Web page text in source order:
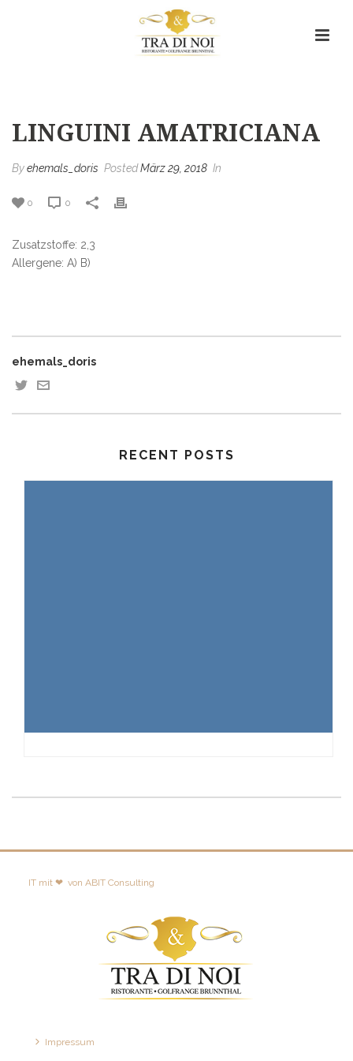
Linguini Amatriciana
LINGUINI AMATRICIANA
Byehemals_doris PostedMärz 29, 2018 In
0 0
Zusatzstoffe: 2,3
Allergene: A) B)
ehemals_doris
RECENT POSTS
IT mit ❤ vonABIT Consulting
Impressum